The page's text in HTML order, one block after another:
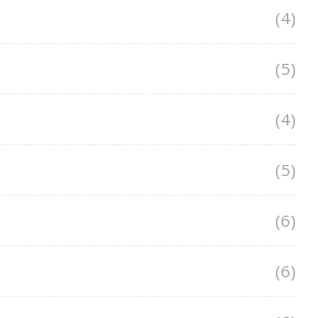
(4)
(5)
(4)
(5)
(6)
(6)